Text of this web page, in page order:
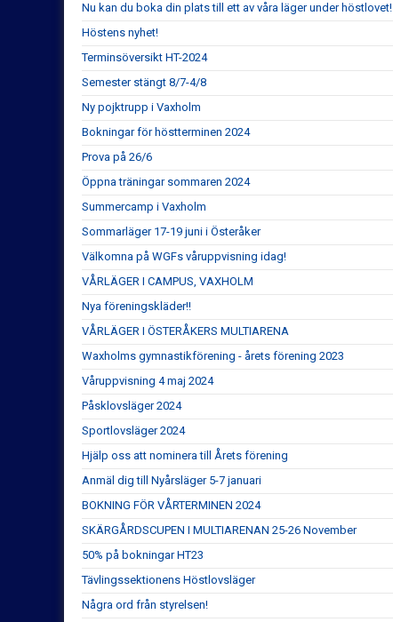
Nu kan du boka din plats till ett av våra läger under höstlovet!
Höstens nyhet!
Terminsöversikt HT-2024
Semester stängt 8/7-4/8
Ny pojktrupp i Vaxholm
Bokningar för höstterminen 2024
Prova på 26/6
Öppna träningar sommaren 2024
Summercamp i Vaxholm
Sommarläger 17-19 juni i Österåker
Välkomna på WGFs våruppvisning idag!
VÅRLÄGER I CAMPUS, VAXHOLM
Nya föreningskläder!!
VÅRLÄGER I ÖSTERÅKERS MULTIARENA
Waxholms gymnastikförening - årets förening 2023
Våruppvisning 4 maj 2024
Påsklovsläger 2024
Sportlovsläger 2024
Hjälp oss att nominera till Årets förening
Anmäl dig till Nyårsläger 5-7 januari
BOKNING FÖR VÅRTERMINEN 2024
SKÄRGÅRDSCUPEN I MULTIARENAN 25-26 November
50% på bokningar HT23
Tävlingssektionens Höstlovsläger
Några ord från styrelsen!